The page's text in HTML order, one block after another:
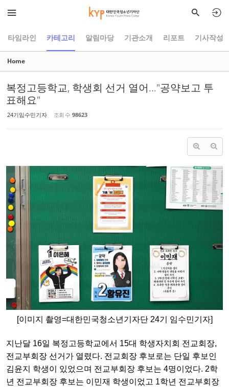
타임라인 카테고리 알림마당 기관소개 리포트 기사작성
Home
복정고등학교, 학생회 선거 열어..."공약보고 투
표해요"
24기임수민기자 조회 수 98623
[이미지 촬영=대한민국청소년기자단 24기 임수민기자]
지난달 16일 복정고등학교에서 15대 학생자치회 전교회장,
전교부회장 선거가 열렸다. 전교회장 후보로는 단일 후보인
김윤지 학생이 있었으며 전교부회장 후보는 4명이었다. 2학
년 전교부회장 후보는 이민재 학생이었고 1학년 전교부회장
Sketchbook5, 스케치북5